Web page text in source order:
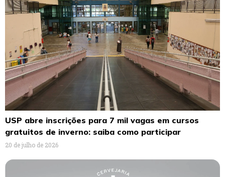
USP abre inscrições para 7 mil vagas em cursos
gratuitos de inverno: saiba como participar
20 de julho de 2026